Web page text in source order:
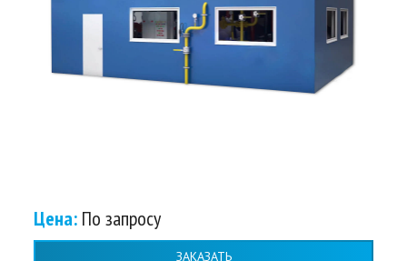
Цена: По запросу
ЗАКАЗАТЬ